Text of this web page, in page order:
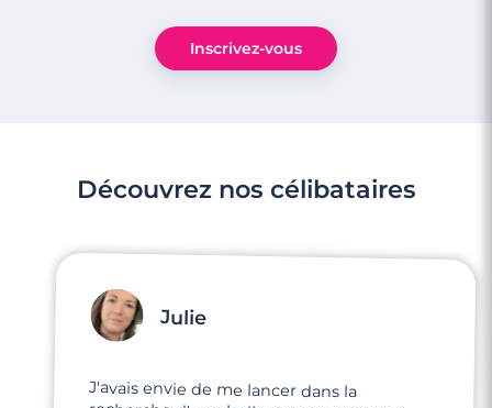
Inscrivez-vous
Découvrez nos célibataires
Julie
J'avais envie de me lancer dans la
recherche d'une belle personne. J'ai de
bons retours de mes amis sur les sites mais
j'ai de très mauvaises expériences sur
d'autres sites. Je voulais tester Meetic,
comme une dernière chance aux